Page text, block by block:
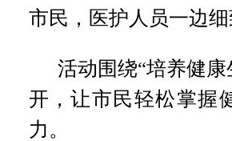
市民，医护人员一边
活动围绕“培养健
开，让市民轻松掌握
力。